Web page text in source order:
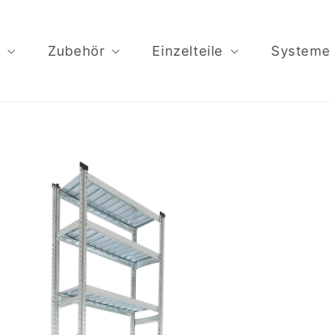
Zubehör Einzelteile Systeme